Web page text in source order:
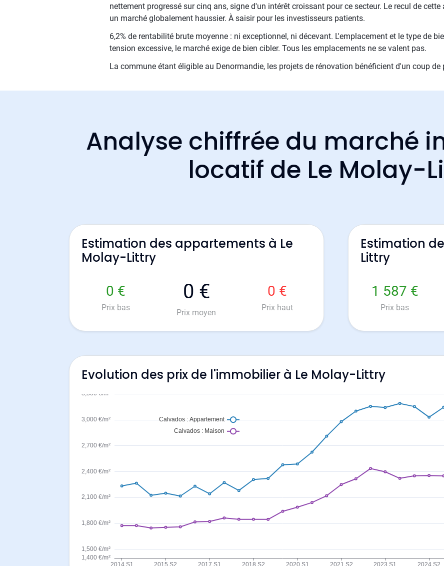
nettement progressé sur cinq ans, signe d'un intérêt croissant pour ce secteur. Le recul de
un marché globalement haussier. À saisir pour les investisseurs patients.
6,2% de rentabilité brute moyenne : ni exceptionnel, ni décevant. L'emplacement et le type de
tension excessive, le marché exige de bien cibler. Tous les emplacements ne se valent pas.
La commune étant éligible au Denormandie, les projets de rénovation bénéficient d'un coup
Analyse chiffrée du marché
locatif de Le Molay-
Estimation des appartements à Le
Molay-Littry
0 €
Prix bas
0 €
Prix moyen
0 €
Prix haut
Estimation
Littry
1 587 €
Prix bas
Evolution des prix de l'immobilier à Le Molay-Littry